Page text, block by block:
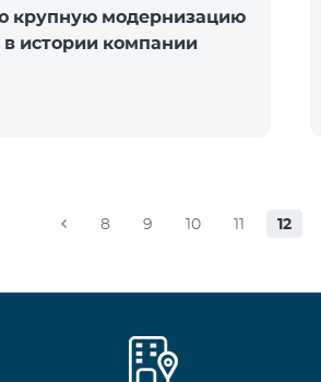
крупную модернизацию
истории компании
8 9 10 11 12